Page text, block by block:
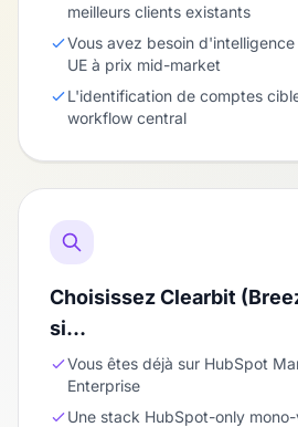
meilleurs clients existants
Vous avez besoin
UE à prix mid-market
L'identification de comptes
workflow central
Choisissez Clearbit
si…
Vous êtes déjà sur HubSpot
Enterprise
Une stack HubSpot-only